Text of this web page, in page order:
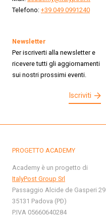
Telefono: +39 049 0991240
Newsletter
Per iscriverti alla newsletter e
ricevere tutti gli aggiornamenti
sui nostri prossimi eventi.
Iscriviti
PROGETTO ACADEMY
Academy è un progetto di
ItalyPost Group Srl
Passaggio Alcide de Gasperi 29
35131 Padova (PD)
P.IVA 05660640284